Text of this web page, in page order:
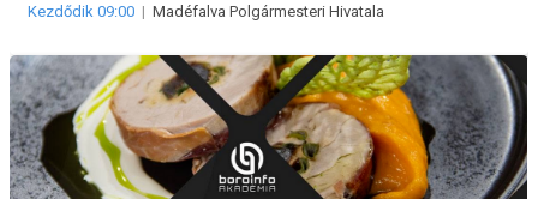
Kezdődik 09:00 | Madéfalva Polgármesteri Hivatala